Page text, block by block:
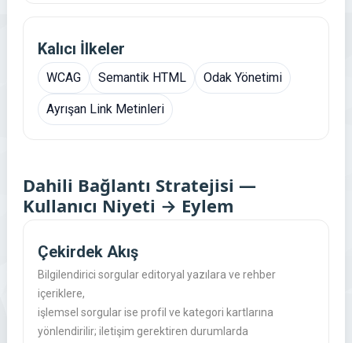
Kalıcı İlkeler
WCAG Semantik HTML Odak Yönetimi
Ayrışan Link Metinleri
Dahili Bağlantı Stratejisi —
Kullanıcı Niyeti → Eylem
Çekirdek Akış
Bilgilendirici sorgular editoryal yazılara ve rehber
içeriklere,
işlemsel sorgular ise profil ve kategori kartlarına
yönlendirilir; iletişim gerektiren durumlarda